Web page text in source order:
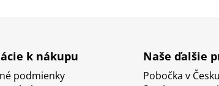
k nákupu
podmienky
Naše ďalšie
Pobočka v